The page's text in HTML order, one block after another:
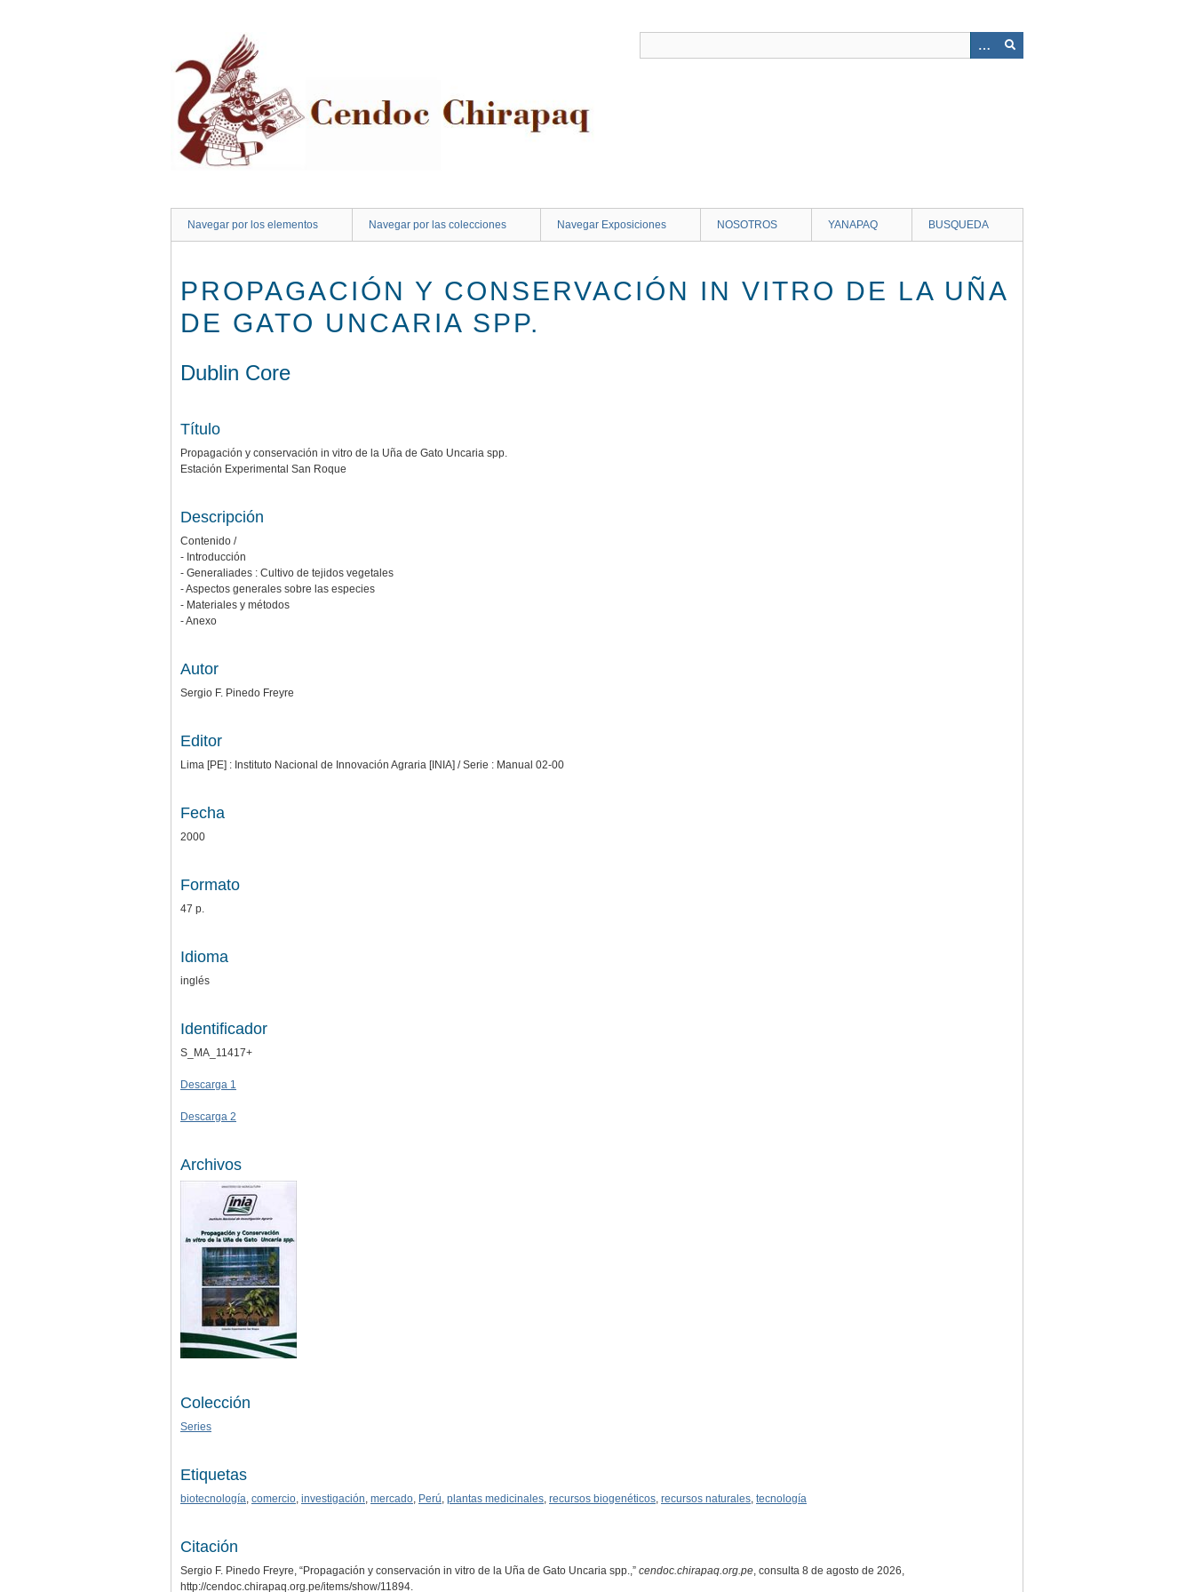
Navegar por los elementos Navegar por las colecciones Navegar Exposiciones NOSOTROS YANAPAQ BUSQUEDA
PROPAGACIÓN Y CONSERVACIÓN IN VITRO DE LA UÑA
DE GATO UNCARIA SPP.
Dublin Core
Título
Propagación y conservación in vitro de la Uña de Gato Uncaria spp.
Estación Experimental San Roque
Descripción
Contenido /
- Introducción
- Generaliades : Cultivo de tejidos vegetales
- Aspectos generales sobre las especies
- Materiales y métodos
- Anexo
Autor
Sergio F. Pinedo Freyre
Editor
Lima [PE] : Instituto Nacional de Innovación Agraria [INIA] / Serie : Manual 02-00
Fecha
2000
Formato
47 p.
Idioma
inglés
Identificador
S_MA_11417+
Descarga 1
Descarga 2
Archivos
Colección
Series
Etiquetas
biotecnología comercio investigación mercado Perú plantas medicinales recursos biogenéticos recursos naturales tecnología
Citación
Sergio F. Pinedo Freyre, “Propagación y conservación in vitro de la Uña de Gato Uncaria spp.,” cendoc.chirapaq.org.pe , consulta 8 de agosto de 2026,
http://cendoc.chirapaq.org.pe/items/show/11894